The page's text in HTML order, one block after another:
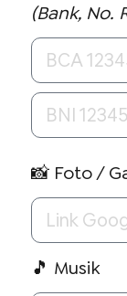
(Bank, No.
📸 Foto /
🎵 Musik